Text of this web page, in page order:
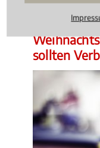
Handels- und
16.12.2024)
sollten